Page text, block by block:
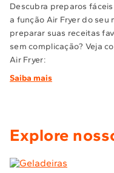
(kg)
Cor
Eficiência Energética
Embalagem (LxAxP)
(cm)
Descubra preparos
a função Air Fryer do seu
preparar suas receitas
sem complicação? Veja
Air Fryer:
Saiba mais
Explore